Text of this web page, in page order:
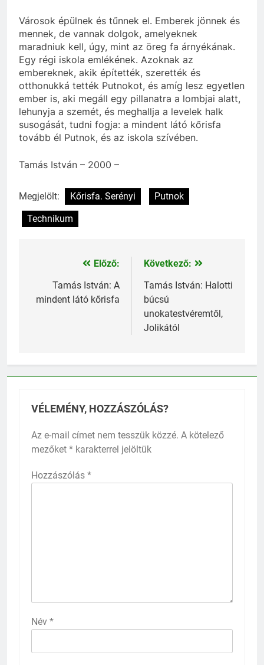
Városok épülnek és tűnnek el. Emberek jönnek és
mennek, de vannak dolgok, amelyeknek
maradniuk kell, úgy, mint az öreg fa árnyékának.
Egy régi iskola emlékének. Azoknak az
embereknek, akik építették, szerették és
otthonukká tették Putnokot, és amíg lesz egyetlen
ember is, aki megáll egy pillanatra a lombjai alatt,
lehunyja a szemét, és meghallja a levelek halk
susogását, tudni fogja: a mindent látó kőrisfa
tovább él Putnok, és az iskola szívében.
Tamás István – 2000 –
Megjelölt: Kőrisfa. Serényi
Putnok
Technikum
Bejegyzés
navigáció
Előző:
Tamás István: A
mindent látó kőrisfa
Következő:
Tamás István: Halotti
búcsú
unokatestvéremtől,
Jolikától
VÉLEMÉNY, HOZZÁSZÓLÁS?
Az e-mail címet nem tesszük közzé. A kötelező
mezőket * karakterrel jelöltük
Hozzászólás *
Név *